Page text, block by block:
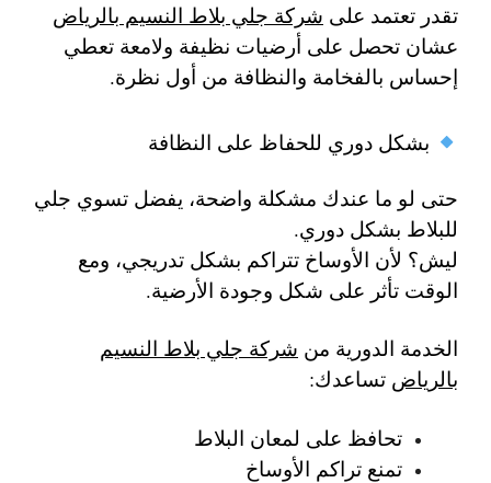
تقدر تعتمد على شركة جلي بلاط النسيم بالرياض
عشان تحصل على أرضيات نظيفة ولامعة تعطي
إحساس بالفخامة والنظافة من أول نظرة.
بشكل دوري للحفاظ على النظافة
حتى لو ما عندك مشكلة واضحة، يفضل تسوي جلي
للبلاط بشكل دوري.
ليش؟ لأن الأوساخ تتراكم بشكل تدريجي، ومع
الوقت تأثر على شكل وجودة الأرضية.
الخدمة الدورية من شركة جلي بلاط النسيم
بالرياض تساعدك:
تحافظ على لمعان البلاط
تمنع تراكم الأوساخ